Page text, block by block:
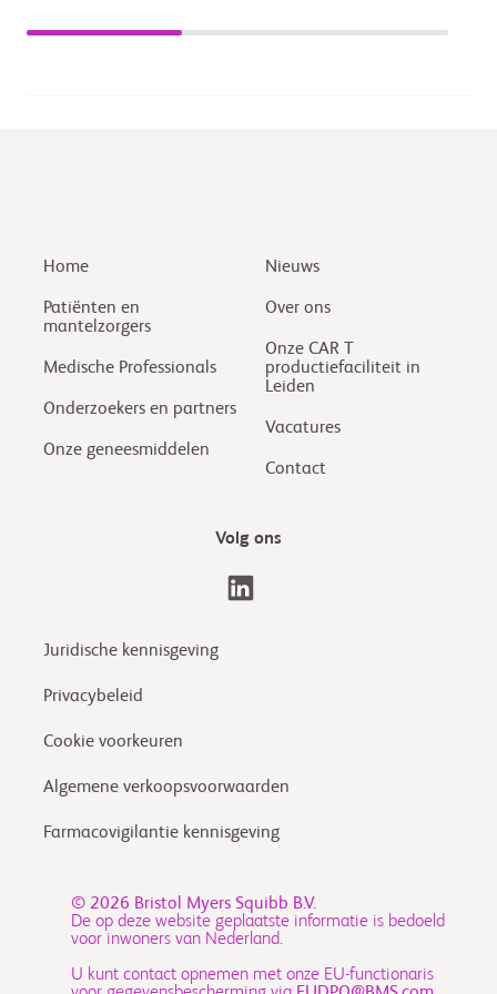
Home
Patiënten en
mantelzorgers
Medische Professionals
Onderzoekers en partners
Onze geneesmiddelen
Nieuws
Over ons
Onze CAR T
productiefaciliteit in
Leiden
Vacatures
Contact
Volg ons
Juridische kennisgeving
Privacybeleid
Cookie voorkeuren
Algemene verkoopsvoorwaarden
Farmacovigilantie kennisgeving
© 2026 Bristol Myers Squibb B.V.
De op deze website geplaatste informatie is bedoeld
voor inwoners van Nederland.
U kunt contact opnemen met onze EU-functionaris